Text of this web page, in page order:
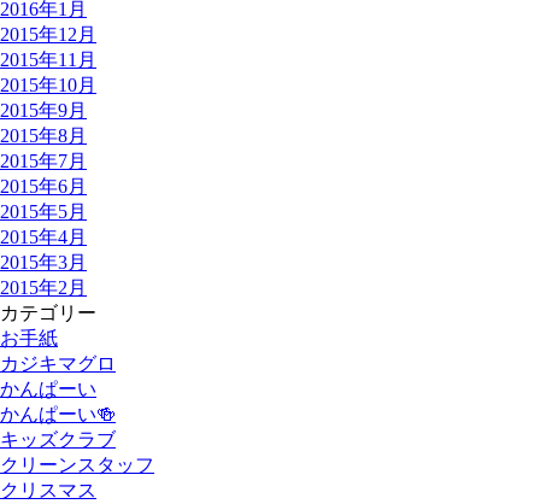
2016年1月
2015年12月
2015年11月
2015年10月
2015年9月
2015年8月
2015年7月
2015年6月
2015年5月
2015年4月
2015年3月
2015年2月
カテゴリー
お手紙
カジキマグロ
かんぱーい
かんぱーい🍻
キッズクラブ
クリーンスタッフ
クリスマス